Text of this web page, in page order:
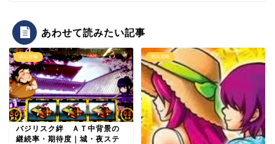
あわせて読みたい記事
演出攻略
バジリスク絆 ＡＴ中背景の
継続率・期待度｜城・夜ステ
演出攻略